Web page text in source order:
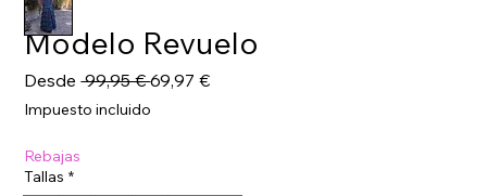
Modelo Revuelo
Desde 99,95 € Precio
69,97 €Precio
Impuesto incluido
Rebajas
Tallas *